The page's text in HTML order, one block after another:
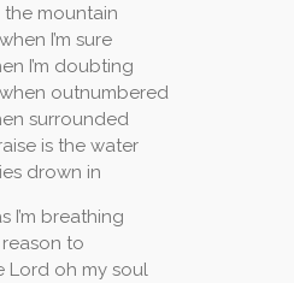
the mountain
I’m sure
I’m doubting
when outnumbered
surrounded
is the water
drown in
I’m breathing
reason to
Lord oh my soul